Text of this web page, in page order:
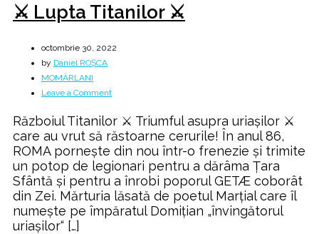
⚔️ Lupta Titanilor ⚔️
octombrie 30, 2022
by Daniel ROȘCA
MOMÂRLANI
Leave a Commenton
Lupta
Titanilor
⚔️
Războiul Titanilor ⚔️ Triumful asupra uriașilor ⚔️
care au vrut să răstoarne cerurile! În anul 86,
ROMA pornește din nou într-o frenezie și trimite
un potop de legionari pentru a dărâma Țara
Sfântă și pentru a înrobi poporul GETÆ coborât
din Zei. Mărturia lăsată de poetul Marțial care îl
numește pe împăratul Domițian „învingătorul
uriașilor“ […]